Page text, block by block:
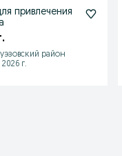
привлечения
район
2026 г.